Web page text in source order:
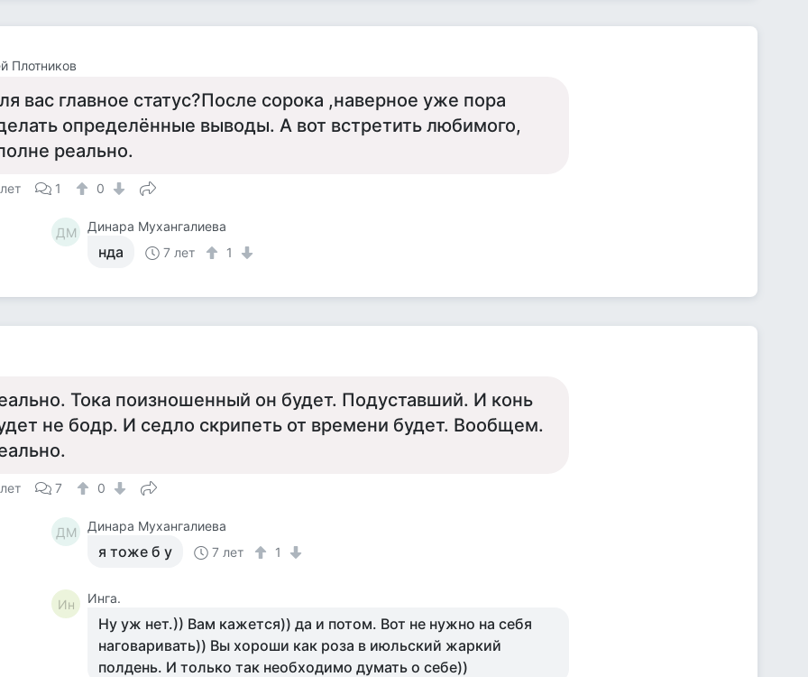
Плотников
вас главное статус?После сорока ,наверное уже пора
определённые выводы. А вот встретить любимого,
реально.
1 0
ДМ Динара Мухангалиева
нда 7 лет 1
Тока поизношенный он будет. Подуставший. И конь
не бодр. И седло скрипеть от времени будет. Вообщем.
7 0
ДМ Динара Мухангалиева
я тоже б у 7 лет 1
Ин Инга.
Ну уж нет.)) Вам кажется)) да и потом. Вот не нужно на себя
наговаривать)) Вы хороши как роза в июльский жаркий
полдень. И только так необходимо думать о себе))